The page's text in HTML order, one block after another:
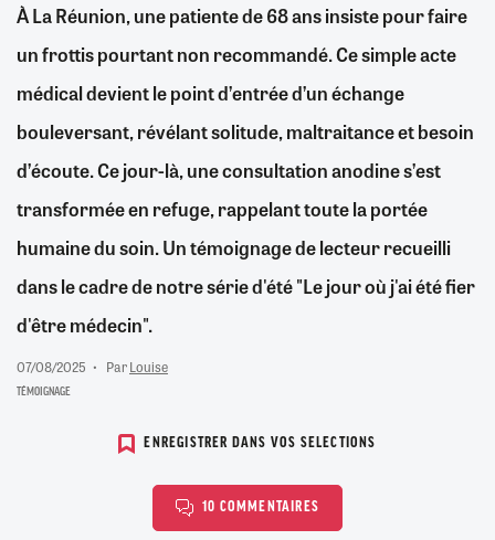
À La Réunion, une patiente de 68 ans insiste pour faire
un frottis pourtant non recommandé. Ce simple acte
médical devient le point d’entrée d’un échange
bouleversant, révélant solitude, maltraitance et besoin
d’écoute. Ce jour-là, une consultation anodine s’est
transformée en refuge, rappelant toute la portée
humaine du soin. Un témoignage de lecteur recueilli
dans le cadre de notre série d'été "Le jour où j'ai été fier
d'être médecin".
07/08/2025 ParLouise
TÉMOIGNAGE
ENREGISTRER DANS VOS SELECTIONS
10 COMMENTAIRES